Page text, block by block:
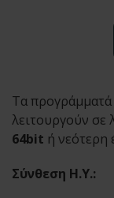
Τα προγράμματά
λειτουργούν σε
64bit ή νεότερη
Σύνθεση Η.Υ.: